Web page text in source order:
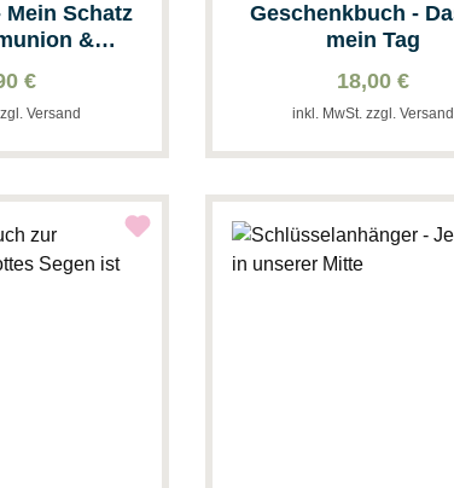
Schatz
&
€
Versand
Geschenkbuch -
mein Tag
18,00 €
inkl. MwSt. zzgl. Versand